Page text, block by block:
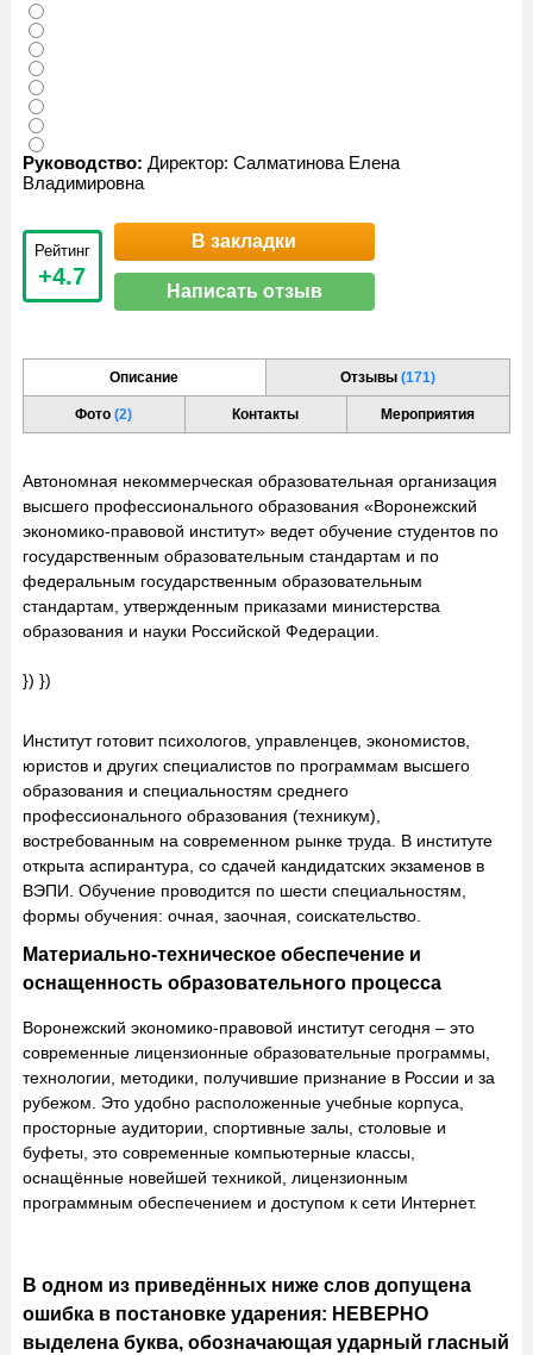
Руководство: Директор: Салматинова Елена
Владимировна
Рейтинг
+4.7
В закладки
Написать отзыв
Описание Отзывы (171)
Фото(2) Контакты Мероприятия
Автономная некоммерческая образовательная организация
высшего профессионального образования «Воронежский
экономико-правовой институт» ведет обучение студентов по
государственным образовательным стандартам и по
федеральным государственным образовательным
стандартам, утвержденным приказами министерства
образования и науки Российской Федерации.
}) })
Институт готовит психологов, управленцев, экономистов,
юристов и других специалистов по программам высшего
образования и специальностям среднего
профессионального образования (техникум),
востребованным на современном рынке труда. В институте
открыта аспирантура, со сдачей кандидатских экзаменов в
ВЭПИ. Обучение проводится по шести специальностям,
формы обучения: очная, заочная, соискательство.
Материально-техническое обеспечение и
оснащенность образовательного процесса
Воронежский экономико-правовой институт сегодня – это
современные лицензионные образовательные программы,
технологии, методики, получившие признание в России и за
рубежом. Это удобно расположенные учебные корпуса,
просторные аудитории, спортивные залы, столовые и
буфеты, это современные компьютерные классы,
оснащённые новейшей техникой, лицензионным
программным обеспечением и доступом к сети Интернет.
В одном из приведённых ниже слов допущена
ошибка в постановке ударения: НЕВЕРНО
выделена буква, обозначающая ударный гласный